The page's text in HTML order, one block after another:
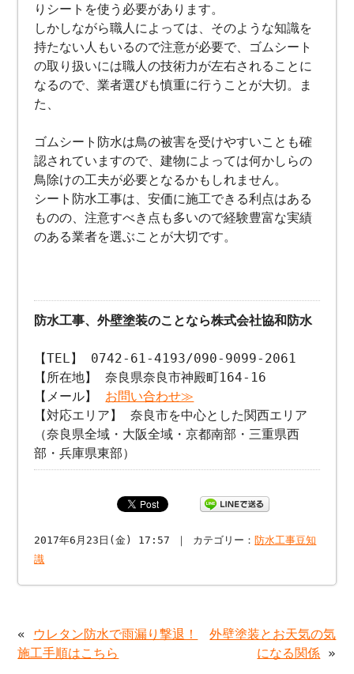
りシートを使う必要があります。
しかしながら職人によっては、そのような知識を
持たない人もいるので注意が必要で、ゴムシート
の取り扱いには職人の技術力が左右されることに
なるので、業者選びも慎重に行うことが大切。ま
た、
ゴムシート防水は鳥の被害を受けやすいことも確
認されていますので、建物によっては何かしらの
鳥除けの工夫が必要となるかもしれません。
シート防水工事は、安価に施工できる利点はある
ものの、注意すべき点も多いので経験豊富な実績
のある業者を選ぶことが大切です。
防水工事、外壁塗装のことなら株式会社協和防水
【TEL】 0742-61-4193/090-9099-2061
【所在地】 奈良県奈良市神殿町164-16
【メール】 お問い合わせ≫
【対応エリア】 奈良市を中心とした関西エリア
（奈良県全域・大阪全域・京都南部・三重県西
部・兵庫県東部）
2017年6月23日(金) 17:57 ｜ カテゴリー： 防水工事豆知
識
« ウレタン防水で雨漏り撃退！
施工手順はこちら
外壁塗装とお天気の気
になる関係 »